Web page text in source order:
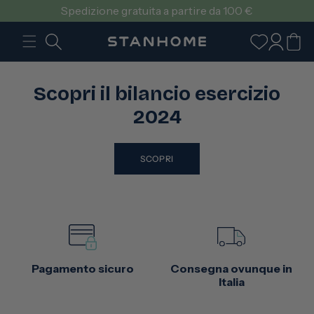
DIRETTAMENTESpedizione gratuita a partire da 100 €
Accedi
Carrello
Scopri il bilancio esercizio
2024
SCOPRI
Pagamento sicuro
Consegna ovunque in
Italia